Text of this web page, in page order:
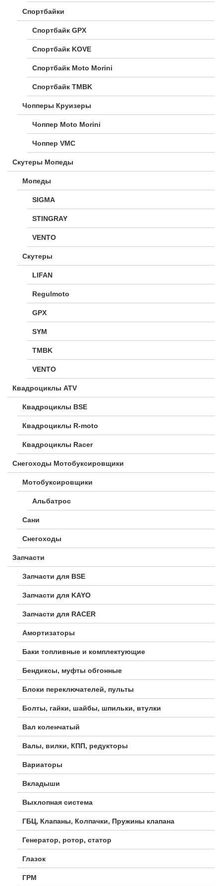
Спортбайки
Спортбайк GPX
Спортбайк KOVE
Спортбайк Moto Morini
Спортбайк TMBK
Чопперы Круизеры
Чоппер Moto Morini
Чоппер VMC
Скутеры Мопеды
Мопеды
SIGMA
STINGRAY
VENTO
Скутеры
LIFAN
Regulmoto
GPX
SYM
TMBK
VENTO
Квадроциклы ATV
Квадроциклы BSE
Квадроциклы R-moto
Квадроциклы Racer
Снегоходы Мотобуксировщики
Мотобуксировщики
Альбатрос
Сани
Снегоходы
Запчасти
Запчасти для BSE
Запчасти для KAYO
Запчасти для RACER
Амортизаторы
Баки топливные и комплектующие
Бендиксы, муфты обгонные
Блоки переключателей, пульты
Болты, гайки, шайбы, шпильки, втулки
Вал коленчатый
Валы, вилки, КПП, редукторы
Вариаторы
Вкладыши
Выхлопная система
ГБЦ, Клапаны, Колпачки, Пружины клапана
Генератор, ротор, статор
Глазок
ГРМ